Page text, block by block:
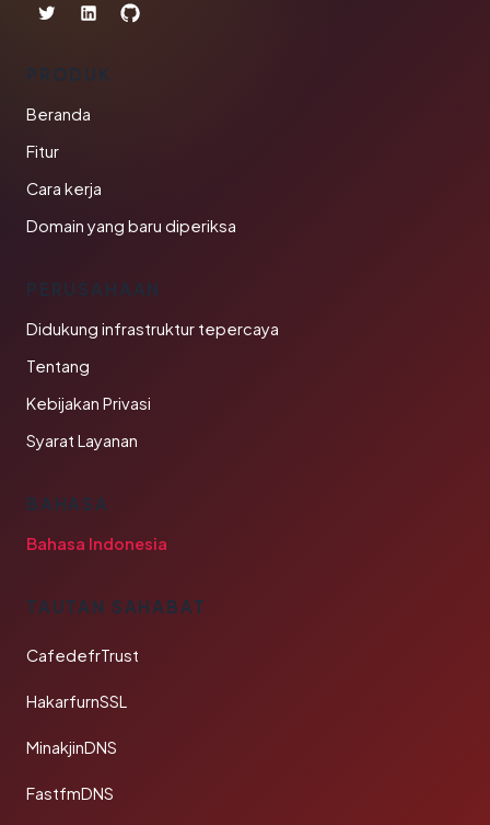
PRODUK
Beranda
Fitur
Cara kerja
Domain yang baru diperiksa
PERUSAHAAN
Didukung infrastruktur tepercaya
Tentang
Kebijakan Privasi
Syarat Layanan
BAHASA
Bahasa Indonesia
TAUTAN SAHABAT
CafedefrTrust
HakarfurnSSL
MinakjinDNS
FastfmDNS